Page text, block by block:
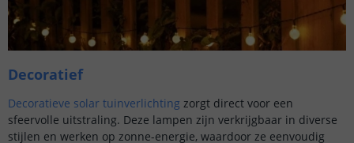
Decoratief
Decoratieve solar tuinverlichting zorgt direct voor een
sfeervolle uitstraling. Deze lampen zijn verkrijgbaar in diverse
stijlen en werken op zonne-energie, waardoor ze eenvoudig